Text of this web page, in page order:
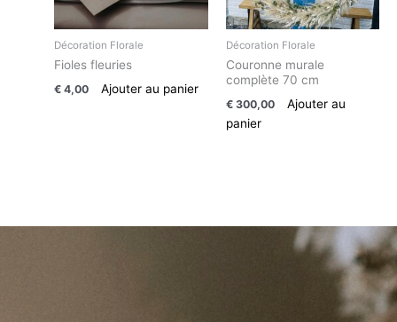
Décoration Florale
Fioles fleuries
€ 4,00 Ajouter au panier
Décoration Florale
Couronne murale
complète 70 cm
€300,00
Ajouter au
panier